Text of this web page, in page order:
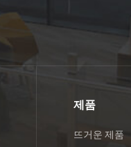
제품
뜨거운 제품